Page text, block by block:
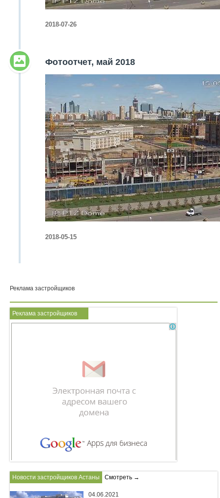
2018-07-26
Фотоотчет, май 2018
2018-05-15
Реклама застройщиков
Реклама застройщиков
Новости застройщиков Астаны Смотреть →
04.06.2021